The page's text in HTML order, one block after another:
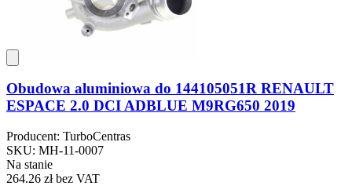
Obudowa aluminiowa do 144105051R RENAULT
ESPACE 2.0 DCI ADBLUE M9RG650 2019
Producent: TurboCentras
SKU: MH-11-0007
Na stanie
264.26 złbez VAT